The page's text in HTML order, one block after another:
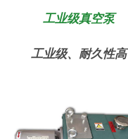
工业级真空泵
工业级、耐久性高